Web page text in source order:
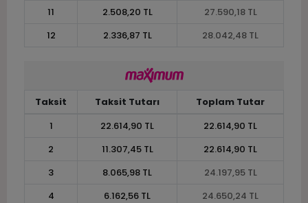
11
2.508,20 TL
27.590,18 TL
12
2.336,87 TL 28.042,48 TL
Taksit Taksit Tutarı
Toplam Tutar
1
22.614,90 TL
22.614,90 TL
2
11.307,45 TL
22.614,90 TL
3
8.065,98 TL
24.197,95 TL
4
6.162,56 TL 24.650,24 TL